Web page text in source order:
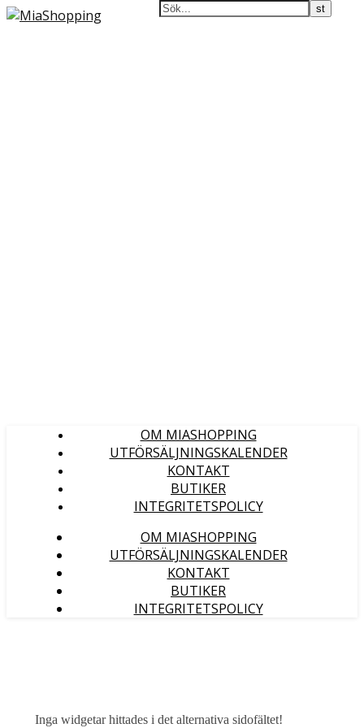
OM MIASHOPPING
UTFÖRSÄLJNINGSKALENDER
KONTAKT
BUTIKER
INTEGRITETSPOLICY
OM MIASHOPPING
UTFÖRSÄLJNINGSKALENDER
KONTAKT
BUTIKER
INTEGRITETSPOLICY
Inga widgetar hittades i det alternativa sidofältet!